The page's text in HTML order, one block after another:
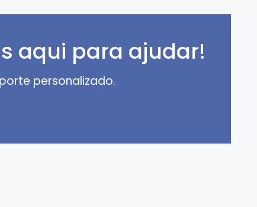
aqui para ajudar!
personalizado.